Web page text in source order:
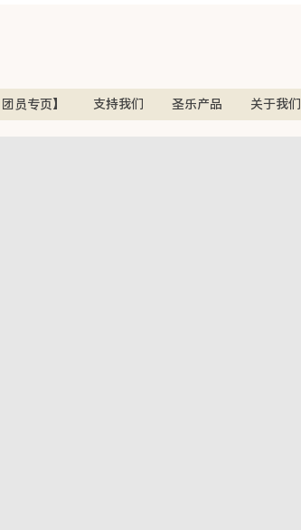
员专页】 支持我们 圣乐产品 关于我们